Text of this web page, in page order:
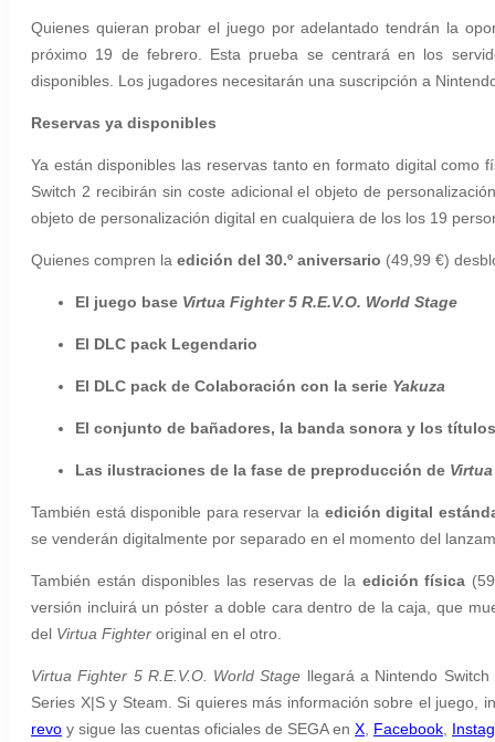
Quienes quieran probar el juego por adelantado tendrán la
próximo 19 de febrero. Esta prueba se centrará en los
disponibles. Los jugadores necesitarán una suscripción a
Reservas ya disponibles
Ya están disponibles las reservas tanto en formato digital como
Switch 2 recibirán sin coste adicional el objeto de
objeto de personalización digital en cualquiera de los los 19
Quienes compren la edición del 30.º aniversario (49,99 €)
El juego base Virtua Fighter 5 R.E.V.O. World Stage
El DLC pack Legendario
El DLC pack de Colaboración con la serie Yakuza
El conjunto de bañadores, la banda sonora y los
Las ilustraciones de la fase de preproducción de
También está disponible para reservar la edición digital
se venderán digitalmente por separado en el momento del
También están disponibles las reservas de la edición física
versión incluirá un póster a doble cara dentro de la caja, que
del Virtua Fighter original en el otro.
Virtua Fighter 5 R.E.V.O. World Stage llegará a Nintendo
Series X|S y Steam. Si quieres más información sobre el juego,
revo y sigue las cuentas oficiales de SEGA en X Facebook